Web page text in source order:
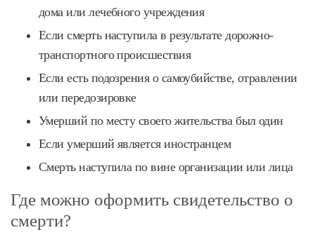
дома или лечебного учреждения
Если смерть наступила в результате дорожно-
транспортного происшествия
Если есть подозрения о самоубийстве, отравлении
или передозировке
Умерший по месту своего жительства был один
Если умерший является иностранцем
Смерть наступила по вине организации или лица
Где можно оформить свидетельство о
смерти?